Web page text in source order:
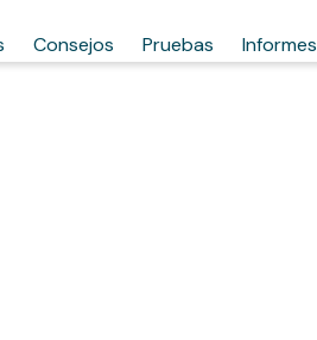
Consejos Pruebas Informes